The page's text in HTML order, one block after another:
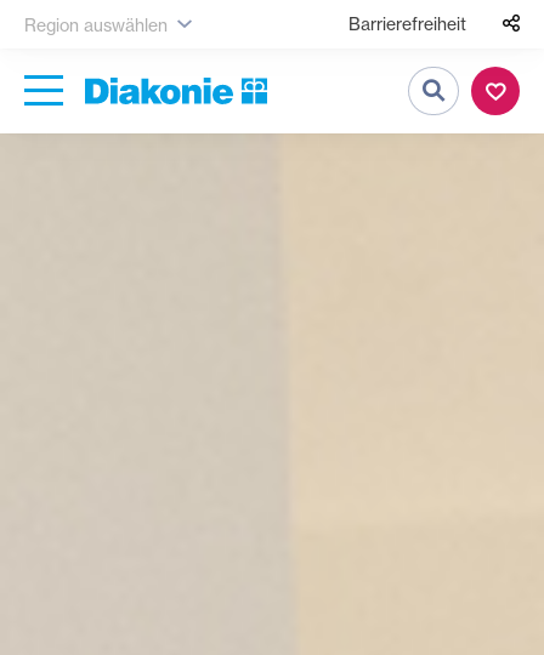
Region auswählen Barrierefreiheit
Suche